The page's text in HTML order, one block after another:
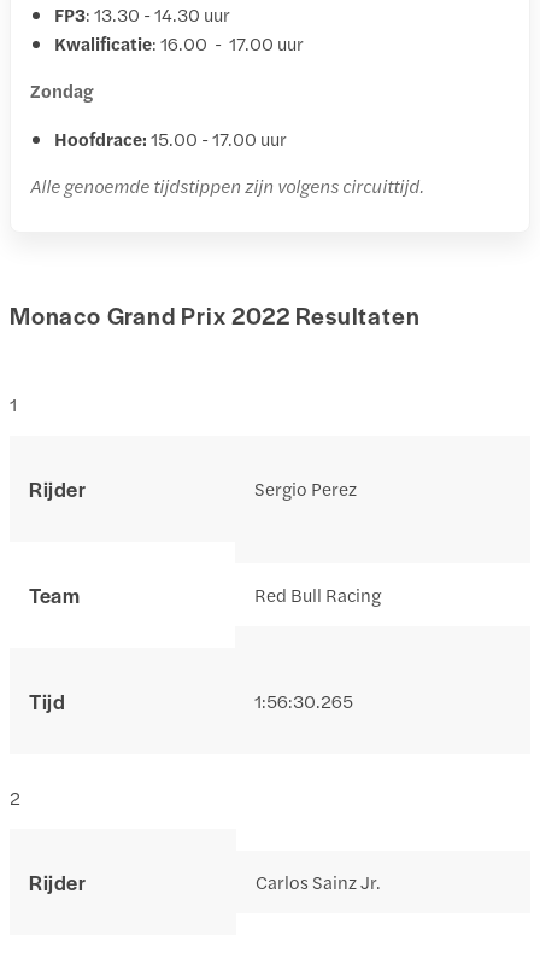
FP3: 13.30 - 14.30 uur
Kwalificatie: 16.00 - 17.00 uur
Zondag
Hoofdrace:15.00 - 17.00 uur
Alle genoemde tijdstippen zijn volgens circuittijd.
Monaco Grand Prix 2022 Resultaten
Rijder
Team
Tijd
1
Sergio Perez
Red Bull Racing
1:56:30.265
Rijder
2
Carlos Sainz Jr.